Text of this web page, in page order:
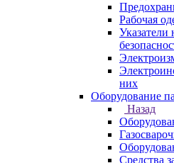
Рабочая
Указатели
них
Оборудование
Назад
Средства